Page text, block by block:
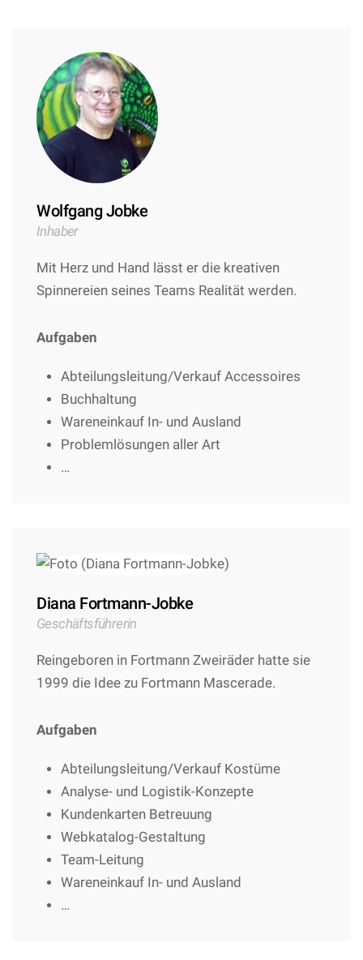
Wolfgang Jobke
Inhaber
Mit Herz und Hand lässt er die kreativen
Spinnereien seines Teams Realität werden.
Aufgaben
Abteilungsleitung/Verkauf Accessoires
Buchhaltung
Wareneinkauf In- und Ausland
Problemlösungen aller Art
…
Diana Fortmann-Jobke
Geschäftsführerin
Reingeboren in Fortmann Zweiräder hatte sie
1999 die Idee zu Fortmann Mascerade.
Aufgaben
Abteilungsleitung/Verkauf Kostüme
Analyse- und Logistik-Konzepte
Kundenkarten Betreuung
Webkatalog-Gestaltung
Team-Leitung
Wareneinkauf In- und Ausland
…